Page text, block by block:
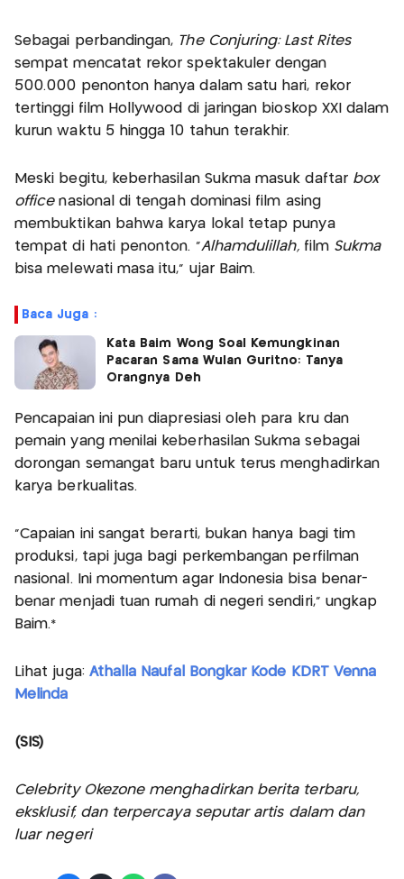
Sebagai perbandingan, The Conjuring: Last Rites
sempat mencatat rekor spektakuler dengan
500.000 penonton hanya dalam satu hari, rekor
tertinggi film Hollywood di jaringan bioskop XXI dalam
kurun waktu 5 hingga 10 tahun terakhir.
Meski begitu, keberhasilan Sukma masuk daftar box
officenasional di tengah dominasi film asing
membuktikan bahwa karya lokal tetap punya
tempat di hati penonton. “Alhamdulillah, film Sukma
bisa melewati masa itu,” ujar Baim.
Baca Juga :
Kata Baim Wong Soal Kemungkinan
Pacaran Sama Wulan Guritno: Tanya
Orangnya Deh
Pencapaian ini pun diapresiasi oleh para kru dan
pemain yang menilai keberhasilan Sukma sebagai
dorongan semangat baru untuk terus menghadirkan
karya berkualitas.
“Capaian ini sangat berarti, bukan hanya bagi tim
produksi, tapi juga bagi perkembangan perfilman
nasional. Ini momentum agar Indonesia bisa benar-
benar menjadi tuan rumah di negeri sendiri,” ungkap
Baim.*
Lihat juga: Athalla Naufal Bongkar Kode KDRT Venna
Melinda
(SIS)
Celebrity Okezone menghadirkan berita terbaru,
eksklusif, dan terpercaya seputar artis dalam dan
luar negeri